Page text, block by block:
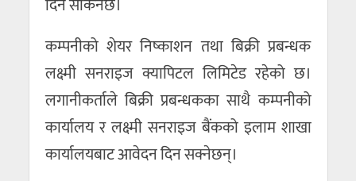
दिन सकिनेछ।
कम्पनीको शेयर निष्काशन तथा बिक्री प्रबन्धक
लक्ष्मी सनराइज क्यापिटल लिमिटेड रहेको छ।
लगानीकर्ताले बिक्री प्रबन्धकका साथै कम्पनीको
कार्यालय र लक्ष्मी सनराइज बैंकको इलाम शाखा
कार्यालयबाट आवेदन दिन सक्नेछन्।